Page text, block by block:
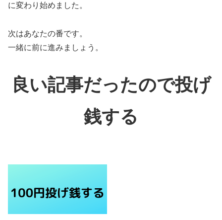
に変わり始めました。
次はあなたの番です。
一緒に前に進みましょう。
良い記事だったので投げ
銭する